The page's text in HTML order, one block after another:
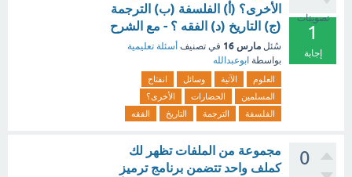
تصويتات
1
إجابة
الأخرى؟ (أ) الفلسفة (ب) الترجمة
(ج) التاريخ (د) الفقه ؟ - مع الشرح
سُئل مارس 16 في تصنيف أسئلة تعليمية
بواسطة ابوعبدالله
العلوم الآتية وسائل
انفتاح
المسلمين
الحضارات
الأخرى؟
الفلسفة
الترجمة التاريخ الفقه
0
مجموعة من الملفات تظهر لك
كملف واحد تتضمن برنامج ترميز